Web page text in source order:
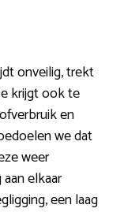
onveilig, trekt
krijgt ook te
en
we dat
weer
elkaar
een laag